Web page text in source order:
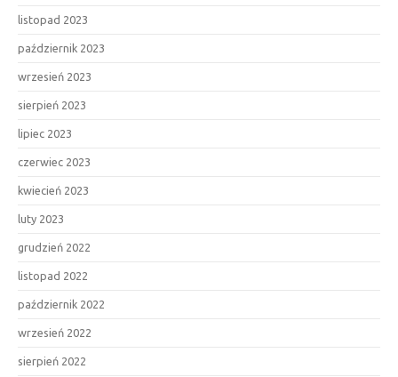
listopad 2023
październik 2023
wrzesień 2023
sierpień 2023
lipiec 2023
czerwiec 2023
kwiecień 2023
luty 2023
grudzień 2022
listopad 2022
październik 2022
wrzesień 2022
sierpień 2022